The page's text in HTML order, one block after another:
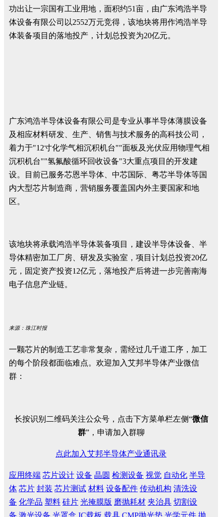
功出让一宗国有工业用地，面积约51亩，由广东鸿浩半导
体设备有限公司以2552万元竞得，该地块将用作鸿浩半导
体装备项目的落地投产，计划总投资为20亿元。
广东鸿浩半导体设备有限公司是专业从事半导体薄膜设备
及相应材料研发、生产、销售与技术服务的高科技公司，
着力于"12寸化学气相沉积机台""面板及光伏应用物理气相
沉积机台""氢氟酸循环回收设备"3大重点项目的开发建
设。目前已服务芯恩半导体、中芯国际、粤芯半导体等国
内大型芯片制造商，营销服务覆盖国内外主要国家和地
区。
该地块将承载鸿浩半导体装备项目，建设半导体设备、半
导体精密加工厂房、研发及实验室，项目计划总投资20亿
元，固定资产投资12亿元，落地投产后将进一步完善南海
电子信息产业链。
来源：珠江时报
一颗芯片的制造工艺非常复杂，需经过几千道工序，加工
的每个阶段都面临难点。欢迎加入艾邦半导体产业微信
群：
长按识别二维码关注公众号，点击下方菜单栏左侧“微信
群”，申请加入群聊
点此加入艾邦半导体产业通讯录
应用终端 芯片设计 设备 晶圆 检测设备 视觉 自动化 半导
体 芯片 封装 芯片测试 材料 设备配件 传动机构 清洗设
备 化学品 塑料 硅片 光掩膜版 磨抛耗材 夹治具 切割设
备 激光设备 光罩盒 IC载板 载具 CMP抛光垫 光学元件 抛